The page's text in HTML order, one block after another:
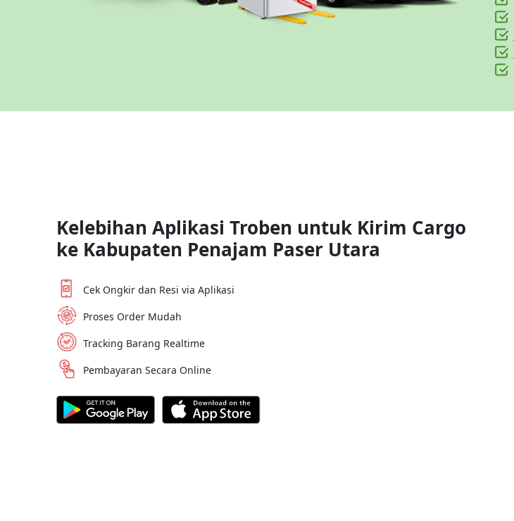
Kelebihan Aplikasi Troben untuk Kirim Cargo
ke Kabupaten Penajam Paser Utara
Cek Ongkir dan Resi via Aplikasi
Proses Order Mudah
Tracking Barang Realtime
Pembayaran Secara Online